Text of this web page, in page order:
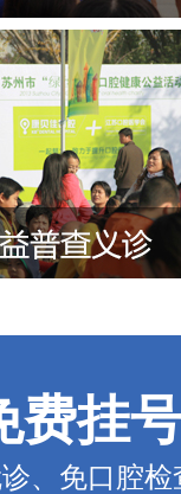
费挂
、免口腔检